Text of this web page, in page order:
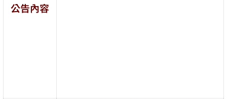
公告內容